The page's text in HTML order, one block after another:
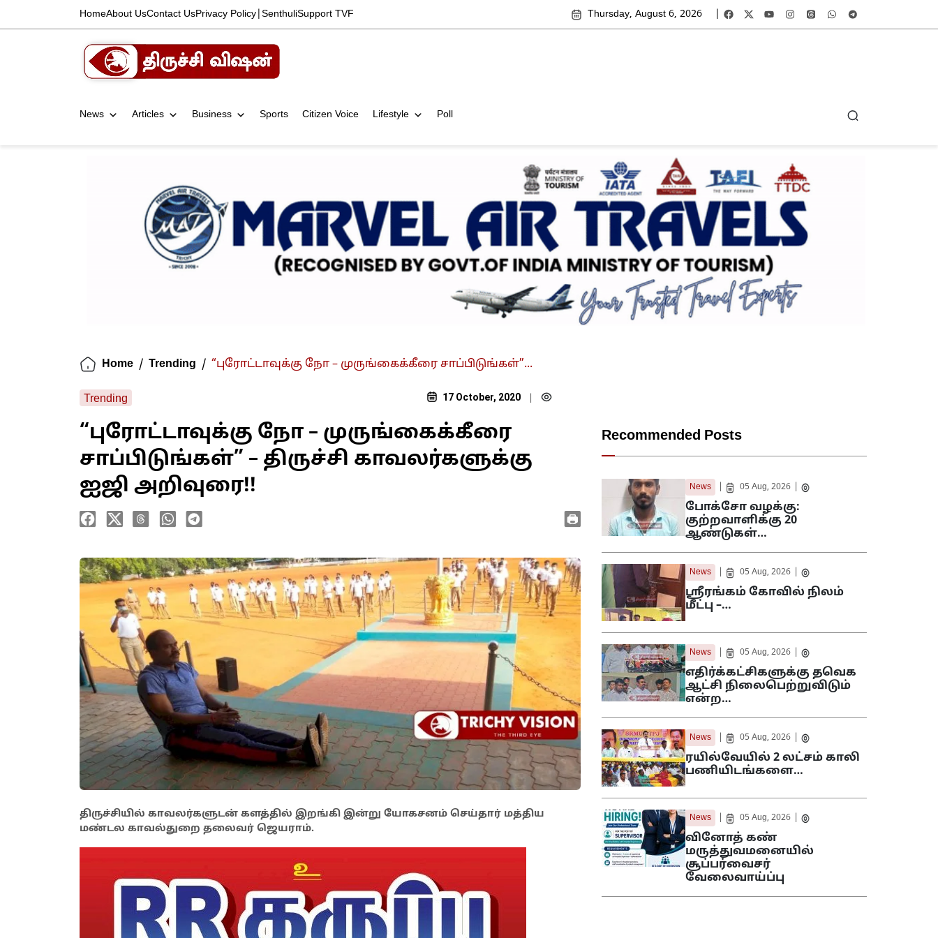
HomeAbout UsContact UsPrivacy Policy SenthuliSupport TVF Thursday, August 6, 2026
News Articles Business Sports Citizen Voice Lifestyle Poll
Home / Trending / “புரோட்டாவுக்கு நோ – முருங்கைக்கீரை சாப்பிடுங்கள்”...
Trending 17 October, 2020
“புரோட்டாவுக்கு நோ – முருங்கைக்கீரை
சாப்பிடுங்கள்” – திருச்சி காவலர்களுக்கு
ஐஜி அறிவுரை!!
திருச்சியில் காவலர்களுடன் களத்தில் இறங்கி இன்று யோகசனம் செய்தார் மத்திய
மண்டல காவல்துறை தலைவர் ஜெயராம்.
Recommended Posts
News 05 Aug, 2026
போக்சோ வழக்கு:
குற்றவாளிக்கு 20
ஆண்டுகள்…
News 05 Aug, 2026
ஸ்ரீரங்கம் கோவில் நிலம்
மீட்பு –…
News 05 Aug, 2026
எதிர்க்கட்சிகளுக்கு தவெக
ஆட்சி நிலைபெற்றுவிடும்
என்ற…
News 05 Aug, 2026
ரயில்வேயில் 2 லட்சம் காலி
பணியிடங்களை…
News 05 Aug, 2026
வினோத் கண்
மருத்துவமனையில்
சூப்பர்வைசர்
வேலைவாய்ப்பு